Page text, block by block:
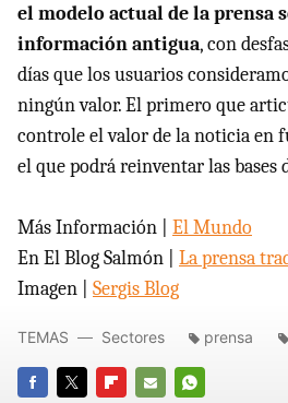
el modelo actual de la prensa
información antigua, con
días que los usuarios
ningún valor. El primero que
controle el valor de la noticia en
el que podrá reinventar las bases
Más Información | El Mundo
En El Blog Salmón | La prensa
Imagen | Sergis Blog
TEMAS Sectores prensa